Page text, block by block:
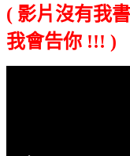
( 影片沒有我
我會告你 !!! )